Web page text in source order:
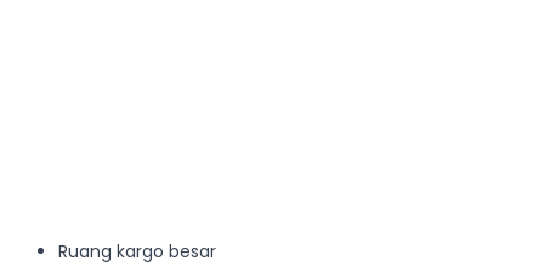
Ruang kargo besar